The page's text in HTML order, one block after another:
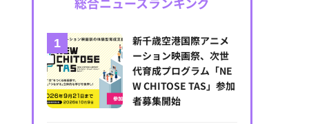
新千歳空港国際アニメ
ーション映画祭、次世
代育成プログラム「NE
W CHITOSE TAS」参加
者募集開始